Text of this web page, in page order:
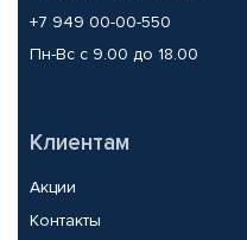
+7 949 00-00-550
Пн-Вс с 9.00 до 18.00
Клиентам
Акции
Контакты